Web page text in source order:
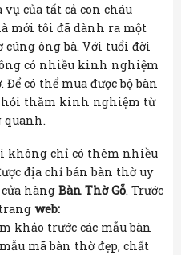
của tất cả con cháu
mới tôi đã dành ra một
ông bà. Với tuổi đời
có nhiều kinh nghiệm
có thể mua được bộ bàn
thăm kinh nghiệm từ
không chỉ có thêm nhiều
địa chỉ bán bàn thờ uy
hàng Bàn Thờ Gỗ. Trước
web:
khảo trước các mẫu bàn
mã bàn thờ đẹp, chất